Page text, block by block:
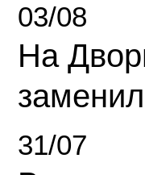
03/08
На
31/07